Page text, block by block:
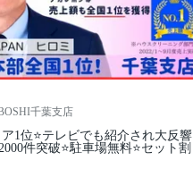
千葉支店
1位⭐テレビでも紹介され大反響
件突破⭐️駐車場無料⭐セット割